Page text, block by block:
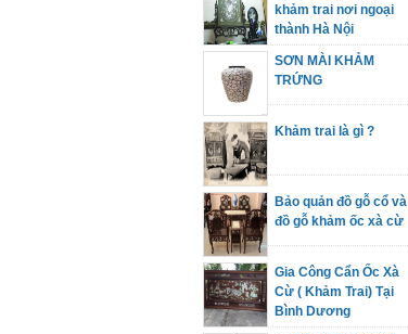
khảm trai nơi ngoại
thành Hà Nội
SƠN MÀI KHẢM
TRỨNG
Khảm trai là gì ?
Bảo quản đồ gỗ cổ và
đồ gỗ khảm ốc xà cừ
Gia Công Cẩn Ốc Xà
Cừ ( Khảm Trai) Tại
Bình Dương